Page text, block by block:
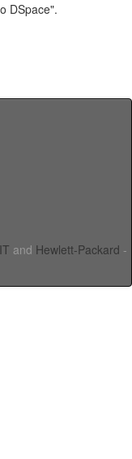
DSpace".
and Hewlett-Packard -